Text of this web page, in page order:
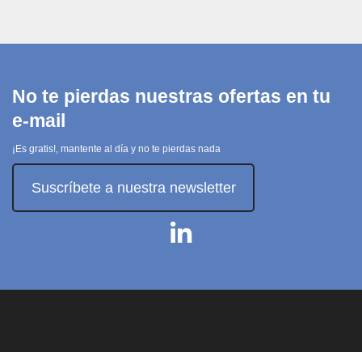
No te pierdas nuestras ofertas en tu
e-mail
¡Es gratis!, mantente al día y no te pierdas nada
Suscríbete a nuestra newsletter